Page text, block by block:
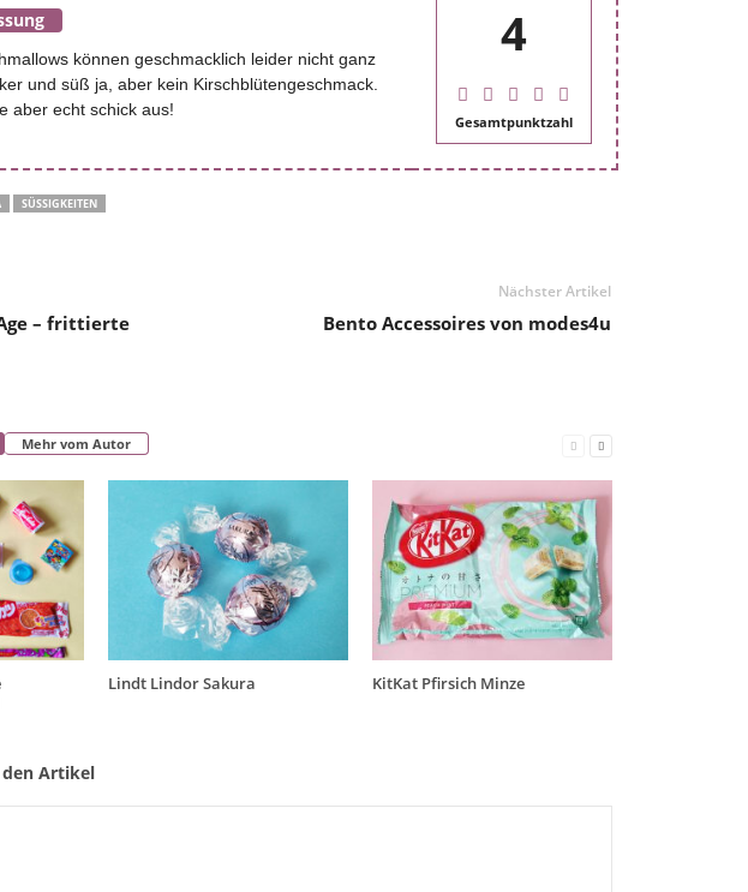
können geschmacklich leider nicht ganz
und süß ja, aber kein Kirschblütengeschmack.
aber echt schick aus!
4
Gesamtpunktzahl
SÜSSIGKEITEN
– frittierte
Nächster Artikel
Bento Accessoires von modes4u
Mehr vom Autor
Lindt Lindor Sakura KitKat Pfirsich Minze
Artikel